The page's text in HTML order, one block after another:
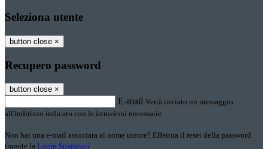
Seleziona utente
button close ×
Recupero password
button close ×
E-mail Verrà inviato un messaggio
all'indirizzo indicato con le istruzioni necessarie.
Non hai una e-mail associata al nome utente? Effettua il reset della password
tramite la Login Spaggiari